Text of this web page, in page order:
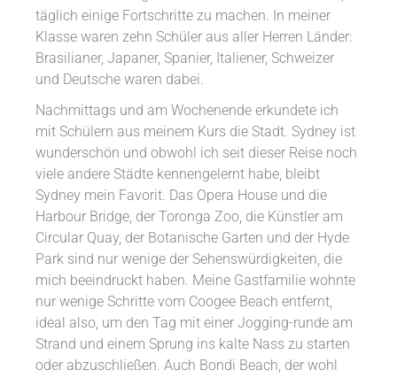
täglich einige Fortschritte zu machen. In meiner
Klasse waren zehn Schüler aus aller Herren Länder:
Brasilianer, Japaner, Spanier, Italiener, Schweizer
und Deutsche waren dabei.
Nachmittags und am Wochenende erkundete ich
mit Schülern aus meinem Kurs die Stadt. Sydney ist
wunderschön und obwohl ich seit dieser Reise noch
viele andere Städte kennengelernt habe, bleibt
Sydney mein Favorit. Das Opera House und die
Harbour Bridge, der Toronga Zoo, die Künstler am
Circular Quay, der Botanische Garten und der Hyde
Park sind nur wenige der Sehenswürdigkeiten, die
mich beeindruckt haben. Meine Gastfamilie wohnte
nur wenige Schritte vom Coogee Beach entfernt,
ideal also, um den Tag mit einer Jogging-runde am
Strand und einem Sprung ins kalte Nass zu starten
oder abzuschließen. Auch Bondi Beach, der wohl